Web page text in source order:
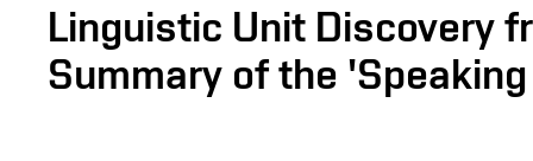
Linguistic Unit Discovery
Summary of the